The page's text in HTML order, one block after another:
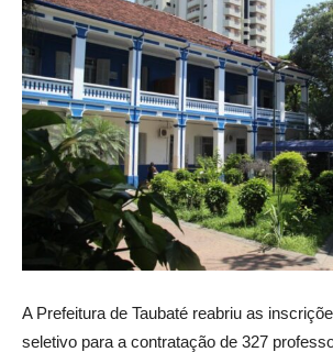
A Prefeitura de Taubaté reabriu as
seletivo para a contratação de 327